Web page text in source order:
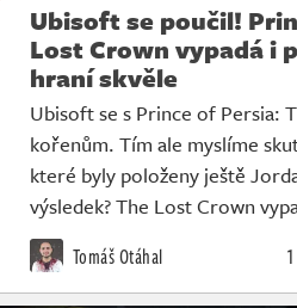
Ubisoft se poučil!
Lost Crown vypadá i
hraní skvěle
Ubisoft se s Prince of Persia:
kořenům. Tím ale myslíme
které byly položeny ještě
výsledek? The Lost Crown
Tomáš Otáhal